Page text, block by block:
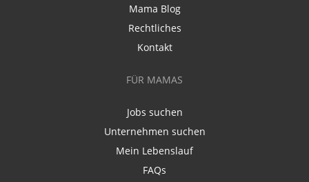
Mama Blog
Rechtliches
Kontakt
FÜR MAMAS
Jobs suchen
Unternehmen suchen
Mein Lebenslauf
FAQs